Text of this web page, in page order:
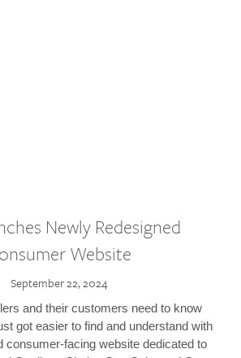
Newly Redesigned
Website
September 22, 2024
and their customers need to know
got easier to find and understand with
consumer-facing website dedicated to